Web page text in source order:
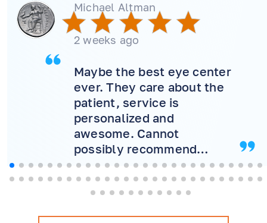
Michael Altman
2 weeks ago
Maybe the best eye center
ever. They care about the
patient, service is
personalized and
awesome. Cannot
possibly recommend
more! Will never consider
another doctor.